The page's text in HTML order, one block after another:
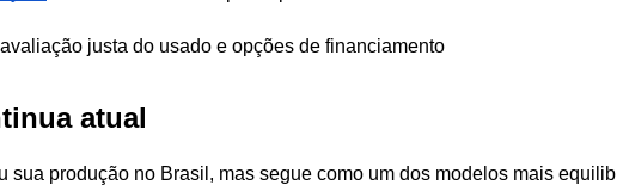
justa do usado e opções de financiamento
atual
sua produção no Brasil, mas segue como um dos modelos mais